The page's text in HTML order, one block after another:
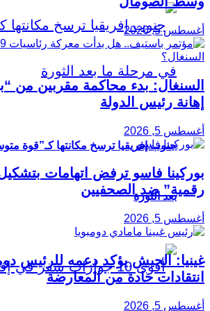
جنوب إفريقيا ترسخ مكانتها كـ”قوة
بعد الثورة
أغسطس 5, 2026
السنغال: بدء محاكمة مقربين من
إهانة رئيس الدولة
أغسطس 5, 2026
بوركينا فاسو ترفض اتهامات
رقمية” ضد الصحفيين
أغسطس 5, 2026
غينيا: الجيش يؤكد دعمه للرئيس
انتقادات حادة من المعارضة
أغسطس 5, 2026